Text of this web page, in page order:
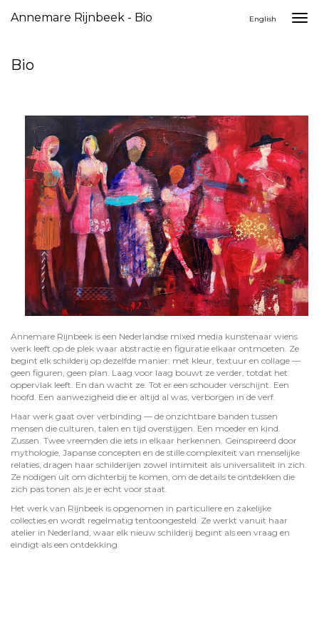
Annemare Rijnbeek - Bio English
Bio
Annemare Rijnbeek is een Nederlandse mixed media kunstenaar wiens
werk leeft op de plek waar abstractie en figuratie elkaar ontmoeten. Ze
begint elk schilderij op dezelfde manier: met kleur, textuur en collage —
geen figuren, geen plan. Laag voor laag bouwt ze verder, totdat het
oppervlak leeft. En dan wacht ze. Tot er een schouder verschijnt. Een
hoofd. Een aanwezigheid die er altijd al was, verborgen in de verf.
Haar werk gaat over verbinding — de onzichtbare banden tussen
mensen die culturen, talen en tijd overstijgen. Een moeder en kind.
Zussen. Twee vreemden die iets in elkaar herkennen. Geïnspireerd door
mythologie, Japanse concepten en de stille complexiteit van menselijke
relaties, dragen haar schilderijen zowel intimiteit als universaliteit in zich.
Ze nodigen uit om dichterbij te komen, om de details te ontdekken die
zich pas tonen als je er echt voor staat.
Het werk van Rijnbeek is opgenomen in particuliere en zakelijke
collecties en wordt regelmatig tentoongesteld. Ze werkt vanuit haar
atelier in Nederland, waar elk nieuw schilderij begint als een vraag en
eindigt als een ontdekking.